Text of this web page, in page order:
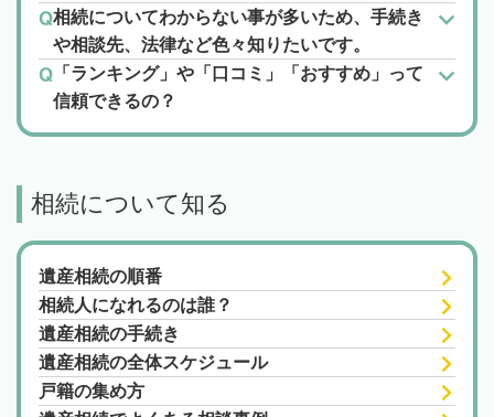
相続についてわからない事が多いため、手続き
や相談先、法律など色々知りたいです。
「ランキング」や「口コミ」「おすすめ」って
信頼できるの？
相続について知る
遺産相続の順番
相続人になれるのは誰？
遺産相続の手続き
遺産相続の全体スケジュール
戸籍の集め方